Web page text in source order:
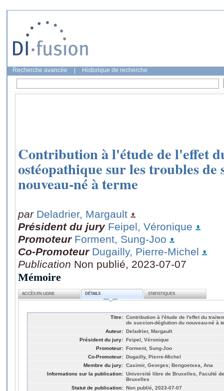
Recherche avancée Historique de recherche
Contribution à l'étude de l'effet
ostéopathique sur les troubles
nouveau-né à terme
par Deladrier, Margault
Président du jury Feipel, Véronique
Promoteur Forment, Sung-Joo
Co-Promoteur Dugailly, Pierre-Michel
Publication Non publié, 2023-07-07
Mémoire
ACCÈS EN LIGNE DÉTAILS STATISTIQUES
Titre: Contribution à l'étude de l'effet du
de succion-déglution du nouveau-né à
Auteur: Deladrier, Margault
Président du jury: Feipel, Véronique
Promoteur: Forment, Sung-Joo
Co-Promoteur: Dugailly, Pierre-Michel
Membre du jury: Casimir, Georges; Bengoetxea, Ana
Informations sur la publication: Université libre de Bruxelles, Faculté
Bruxelles
Statut de publication: Non publié, 2023-07-07